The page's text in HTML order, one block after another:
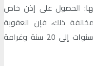
الحصول على إذن خاص
مخالفة ذلك، فإن العقوبة
المنصوص عليها هي السجن من 10 سنوات إلى 20 سنة وغرامة